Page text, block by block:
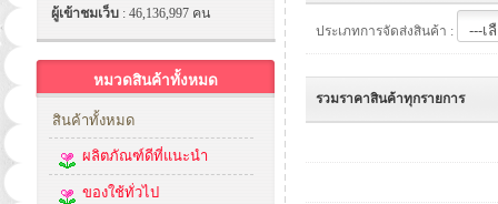
ผู้เข้าชมเว็บ : 46,136,997 คน
หมวดสินค้าทั้งหมด
สินค้าทั้งหมด
ผลิตภัณฑ์ดีที่แนะนำ
ของใช้ทั่วไป
ประเภทการจัดส่งสินค้า :
รวมราคาสินค้าทุกรายการ